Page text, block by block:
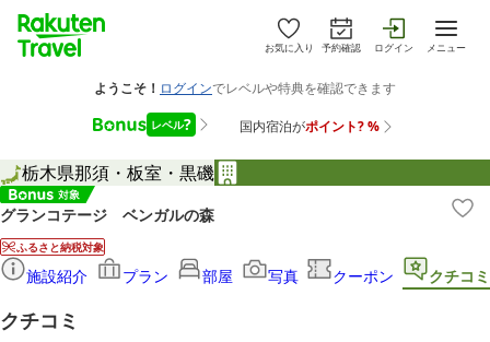
お気に入り 予約確認 ログイン メニュー
栃木県那須・板室・黒磯
グランコテージ ベンガルの森
ふるさと納税対象
施設紹介 プラン 部屋 写真 クーポン クチコミ
クチコミ